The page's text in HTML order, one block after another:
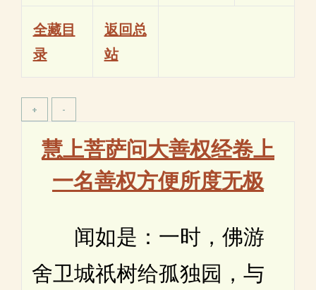
全藏目
录
返回总
站
慧上菩萨问大善权经卷上
一名善权方便所度无极
闻如是：一时，佛游
舍卫城祇树给孤独园，与